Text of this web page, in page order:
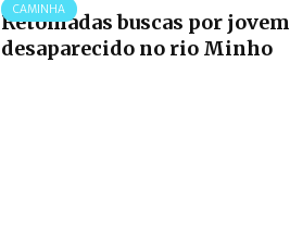
CAMINHA
Retomadas buscas por jovem
desaparecido no rio Minho